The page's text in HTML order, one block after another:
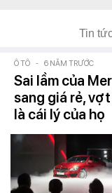
Tin
Ô TÔ - 6 NĂM TRƯỚC
Sai lầm của
sang giá rẻ,
là cái lý của họ